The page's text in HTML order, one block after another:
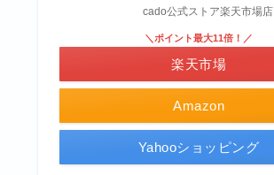
cado公式ストア楽天市場店
Amazon
＼ポイント最大11倍！／
楽天市場
Yahooショッピング